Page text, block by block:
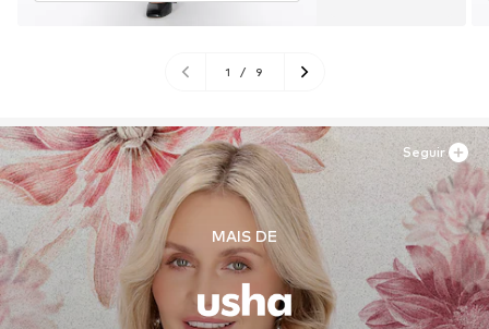
1 / 9
MAIS DE
Seguir